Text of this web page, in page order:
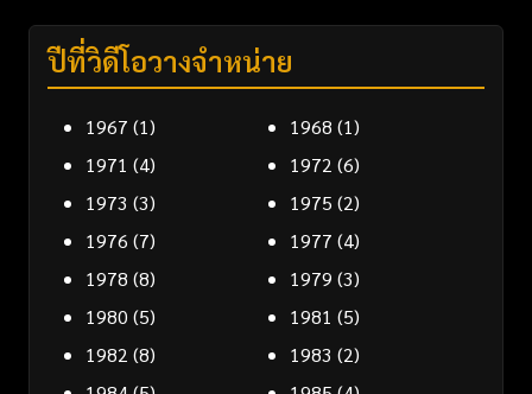
ปีที่วิดีโอวางจำหน่าย
1967 (1) 1968 (1)
1971 (4) 1972 (6)
1973 (3) 1975 (2)
1976 (7) 1977 (4)
1978 (8) 1979 (3)
1980 (5) 1981 (5)
1982 (8) 1983 (2)